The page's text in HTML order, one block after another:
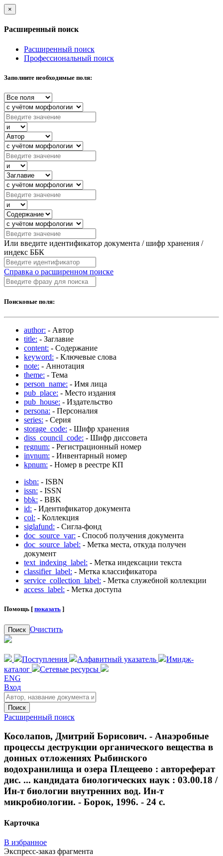
×
Расширенный поиск
Расширенный поиск
Профессиональный поиск
Заполните необходимые поля:
Или введите идентификатор документа / шифр хранения /
индекс ББК
Справка о расширенном поиске
Поисковые поля:
author: - Автор
title: - Заглавие
content: - Содержание
keyword: - Ключевые слова
note: - Аннотация
theme: - Тема
person_name: - Имя лица
pub_place: - Место издания
pub_house: - Издательство
persona: - Персоналия
series: - Серия
storage_code: - Шифр хранения
diss_council_code: - Шифр диссовета
regnum: - Регистрационный номер
invnum: - Инвентарный номер
kpnum: - Номер в реестре КП
isbn: - ISBN
issn: - ISSN
bbk: - BBK
id: - Идентификатор документа
col: - Коллекция
siglafund: - Сигла-фонд
doc_source_var: - Способ получения документа
doc_source_label: - Метка места, откуда получен
документ
text_indexing_label: - Метка индексации текста
classifier_label: - Метка классификатора
service_collection_label: - Метка служебной коллекции
access_label: - Метка доступа
Помощь [ показать ]
Поиск Очистить
Поступления Алфавитный указатель
Имидж-
каталог
Сетевые ресурсы
ENG
Вход
Поиск
Расширенный поиск
Косолапов, Дмитрий Борисович. - Анаэробные
процессы деструкции органического вещества в
донных отложениях Рыбинского
водохранилища и озера Плещеево : автореферат
дис. ... кандидата биологических наук : 03.00.18 /
Ин-т биологии внутренних вод. Ин-т
микробиологии. - Борок, 1996. - 24 с.
Карточка
В избранное
Экспресс-заказ фрагмента